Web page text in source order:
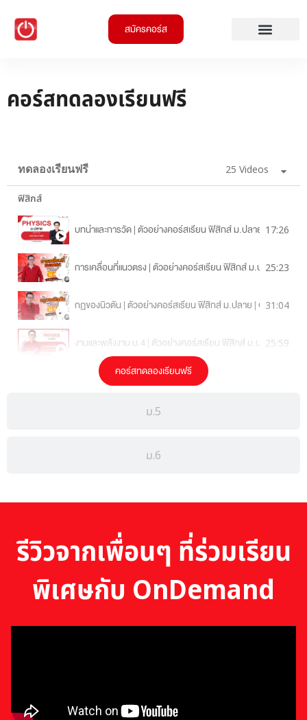
สมัครคอร์ส
คอร์สทดลองเรียนฟรี
ม.5
ม.6
ทดลองเรียนฟรี 25 Videos
ฟิสิกส์
บทนำและการวัด | ตัวอย่างคอร์สเรียน ฟิสิกส์ ม.ปลาย |17:26
การเคลื่อนที่แนวตรง | ตัวอย่างคอร์สเรียน ฟิสิกส์ ม.ปลาย |
25:23
กฏของนิวตัน | ตัวอย่างคอร์สเรียน ฟิสิกส์ ม.ปลาย | OnDemand
31:04
งานและพลังงาน ม.4 | ตัวอย่างคอร์สเรียน ฟิสิกส์ ม.ปลาย |
25:59
โมเมนตัม ม.4 | ตัวอย่างคอร์สเรียน ฟิสิกส์ ม.ปลาย | OnDemand
การเคลื่อนที่วิถีโค้ง ม.4 | ตัวอย่างคอร์สเรียน ฟิสิกส์ ม.ปลาย |
เคมีที่เป็นพื้นฐานของสิ่งมีชีวิตและสารชีวโมเลกุล | ตัวอย่างคอร์ส
31:01
เซลล์ของสิ่งมีชีวิต | ตัวอย่างคอร์สเรียน ชีววิทยา ม.ปลาย |
23:24
ปฎิกิริยาเคมีในเซลล์ของสิ่งมีชีวิตและเอนไซม์ | ตัวอย่างคอร์สเรีย
พันธุศาสตร์ ม.4 | ตัวอย่างคอร์สเรียน ชีววิทยา ม.ปลาย |
คอร์สทดลองเรียนฟรี
รีวิวจากเพื่อนๆ ที่ร่วมเรียน
พิเศษกับ OnDemand